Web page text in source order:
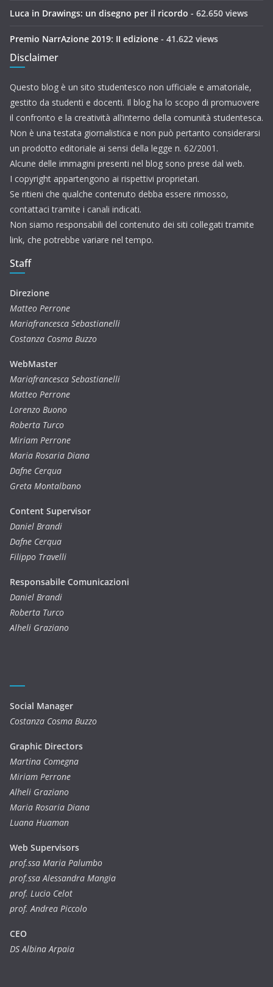
Luca in Drawings: un disegno per il ricordo - 62.650 views
Premio NarrAzione 2019: II edizione - 41.622 views
Disclaimer
Questo blog è un sito studentesco non ufficiale e amatoriale,
gestito da studenti e docenti. Il blog ha lo scopo di promuovere
il confronto e la creatività all’interno della comunità studentesca.
Non è una testata giornalistica e non può pertanto considerarsi
un prodotto editoriale ai sensi della legge n. 62/2001.
Alcune delle immagini presenti nel blog sono prese dal web.
I copyright appartengono ai rispettivi proprietari.
Se ritieni che qualche contenuto debba essere rimosso,
contattaci tramite i canali indicati.
Non siamo responsabili del contenuto dei siti collegati tramite
link, che potrebbe variare nel tempo.
Staff
Direzione
Matteo Perrone
Mariafrancesca Sebastianelli
Costanza Cosma Buzzo
WebMaster
Mariafrancesca Sebastianelli
Matteo Perrone
Lorenzo Buono
Roberta Turco
Miriam Perrone
Maria Rosaria Diana
Dafne Cerqua
Greta Montalbano
Content Supervisor
Daniel Brandi
Dafne Cerqua
Filippo Travelli
Responsabile Comunicazioni
Daniel Brandi
Roberta Turco
Alheli Graziano
Social Manager
Costanza Cosma Buzzo
Graphic Directors
Martina Comegna
Miriam Perrone
Alheli Graziano
Maria Rosaria Diana
Luana Huaman
Web Supervisors
prof.ssa Maria Palumbo
prof.ssa Alessandra Mangia
prof. Lucio Celot
prof. Andrea Piccolo
CEO
DS Albina Arpaia